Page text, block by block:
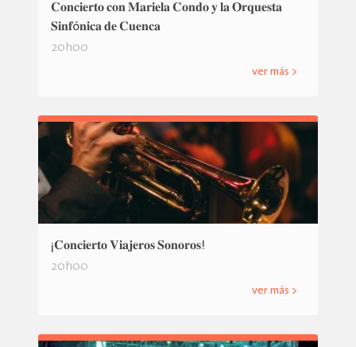
𝐂𝐨𝐧𝐜𝐢𝐞𝐫𝐭𝐨 𝐜𝐨𝐧 𝐌𝐚𝐫𝐢𝐞𝐥𝐚 𝐂𝐨𝐧𝐝𝐨 𝐲 𝐥𝐚 𝐎𝐫𝐪𝐮𝐞𝐬𝐭𝐚
𝐒𝐢𝐧𝐟ó𝐧𝐢𝐜𝐚 𝐝𝐞 𝐂𝐮𝐞𝐧𝐜𝐚
20h00
ver más >
¡𝐂𝐨𝐧𝐜𝐢𝐞𝐫𝐭𝐨 𝐕𝐢𝐚𝐣𝐞𝐫𝐨𝐬 𝐒𝐨𝐧𝐨𝐫𝐨𝐬!
20h00
ver más >